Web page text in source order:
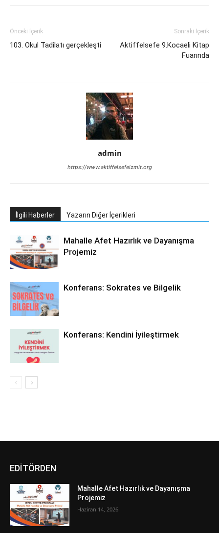
Önceki İçerik
103. Okul Tadilatı gerçekleşti
Sonraki İçerik
Aktiffelsefe 9.Kocaeli Kitap
Fuarında
admin
https://www.aktiffelsefeizmit.org
İlgili Haberler Yazarın Diğer İçerikleri
Mahalle Afet Hazırlık ve Dayanışma
Projemiz
Konferans: Sokrates ve Bilgelik
Konferans: Kendini İyileştirmek
EDİTÖRDEN
Mahalle Afet Hazırlık ve Dayanışma
Projemiz
Haziran 14, 2026